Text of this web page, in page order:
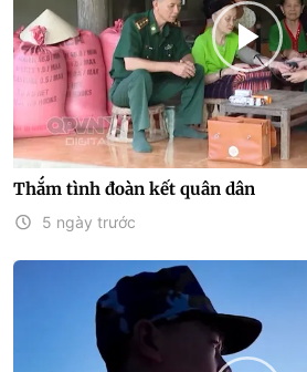
Thắm tình đoàn kết quân dân
5 ngày trước